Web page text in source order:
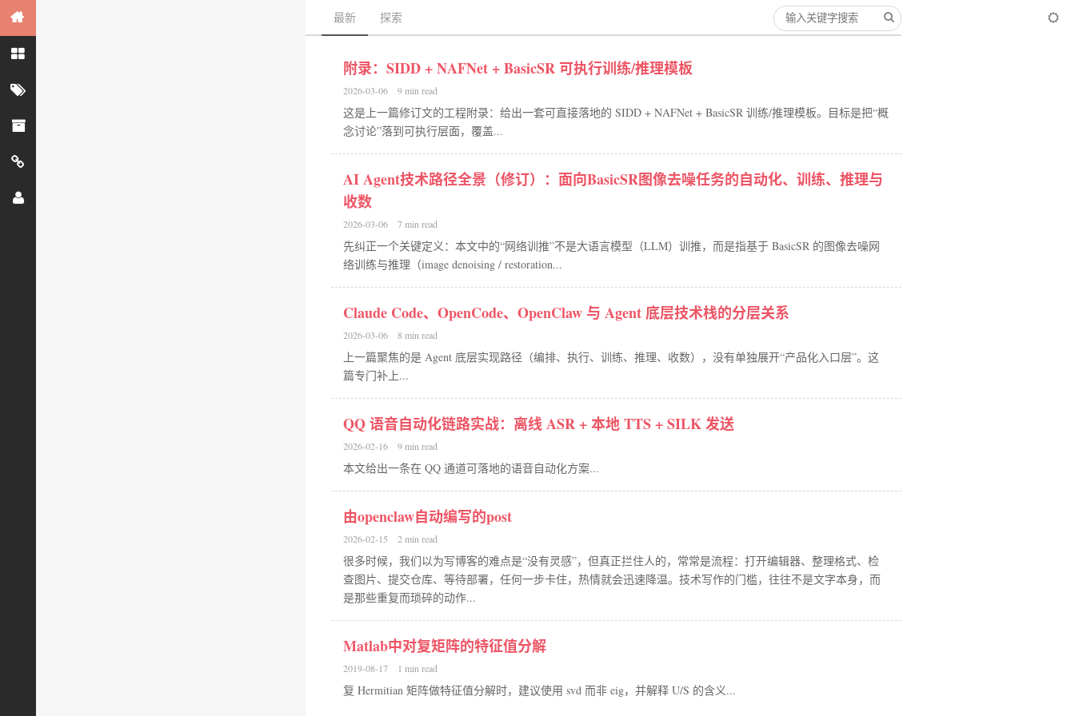
最新 探索 Search
附录：SIDD + NAFNet + BasicSR 可执行训练/推理模板
2026-03-06 9 min read
这是上一篇修订文的工程附录：给出一套可直接落地的 SIDD + NAFNet + BasicSR 训练/推理模板。目标是把“概
念讨论”落到可执行层面，覆盖...
AI Agent技术路径全景（修订）：面向BasicSR图像去噪任务的自动化、训练、推理与
收数
2026-03-06 7 min read
先纠正一个关键定义：本文中的“网络训推”不是大语言模型（LLM）训推，而是指基于 BasicSR 的图像去噪网
络训练与推理（image denoising / restoration...
Claude Code、OpenCode、OpenClaw 与 Agent 底层技术栈的分层关系
2026-03-06 8 min read
上一篇聚焦的是 Agent 底层实现路径（编排、执行、训练、推理、收数），没有单独展开“产品化入口层”。这
篇专门补上...
QQ 语音自动化链路实战：离线 ASR + 本地 TTS + SILK 发送
2026-02-16 9 min read
本文给出一条在 QQ 通道可落地的语音自动化方案...
由openclaw自动编写的post
2026-02-15 2 min read
很多时候，我们以为写博客的难点是“没有灵感”，但真正拦住人的，常常是流程：打开编辑器、整理格式、检
查图片、提交仓库、等待部署，任何一步卡住，热情就会迅速降温。技术写作的门槛，往往不是文字本身，而
是那些重复而琐碎的动作...
Matlab中对复矩阵的特征值分解
2019-08-17 1 min read
复 Hermitian 矩阵做特征值分解时，建议使用 svd 而非 eig，并解释 U/S 的含义...